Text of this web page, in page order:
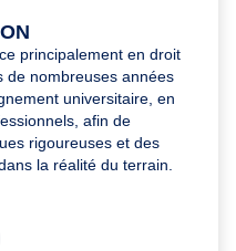
principalement en droit
de nombreuses années
universitaire, en
afin de
rigoureuses et des
la réalité du terrain.